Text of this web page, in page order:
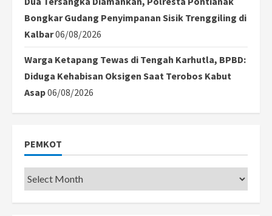
Bongkar Gudang Penyimpanan Sisik Trenggiling di
Kalbar06/08/2026
Warga Ketapang Tewas di Tengah Karhutla, BPBD:
Diduga Kehabisan Oksigen Saat Terobos Kabut
Asap06/08/2026
PEMKOT
Pemkot